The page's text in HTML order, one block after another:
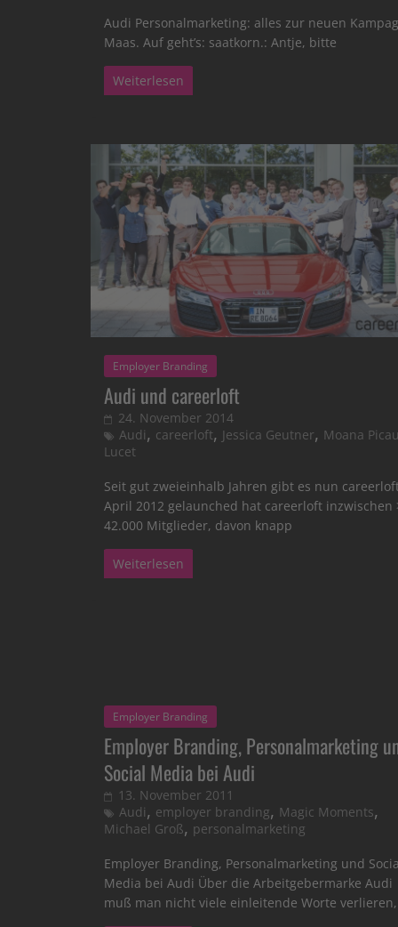
Audi Personalmarketing: alles zur neuen
Maas. Auf geht’s: saatkorn.: Antje, bitte
Weiterlesen
Employer Branding
Audi und careerloft
24. November 2014
Audi, careerloft, Jessica Geutner, Moana
Lucet
Seit gut zweieinhalb Jahren gibt es nun
April 2012 gelaunched hat careerloft inzwischen
42.000 Mitglieder, davon knapp
Weiterlesen
Employer Branding
Employer Branding, Personalmarketing
Social Media bei Audi
13. November 2011
Audi, employer branding, Magic Moments,
Michael Groß, personalmarketing
Employer Branding, Personalmarketing und
Media bei Audi Über die Arbeitgebermarke Audi
muß man nicht viele einleitende Worte